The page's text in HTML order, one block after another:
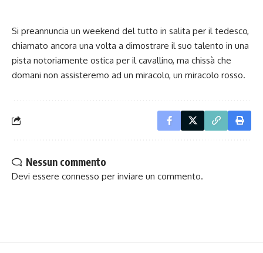
Si preannuncia un weekend del tutto in salita per il tedesco,
chiamato ancora una volta a dimostrare il suo talento in una
pista notoriamente ostica per il cavallino, ma chissà che
domani non assisteremo ad un miracolo, un miracolo rosso.
Nessun commento
Devi essere connesso per inviare un commento.